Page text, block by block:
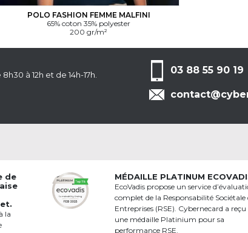
POLO FASHION FEMME MALFINI
65% coton 35% polyester
200 gr/m²
à 12h et de 14h-17h.
03 88 55 90 19
de
la
MÉDAILLE PLATINUM
EcoVadis propose un service
complet de la Responsabilité Sociétale
Entreprises (RSE). Cybernecard a reçu
une médaille Platinium pour sa
performance RSE.